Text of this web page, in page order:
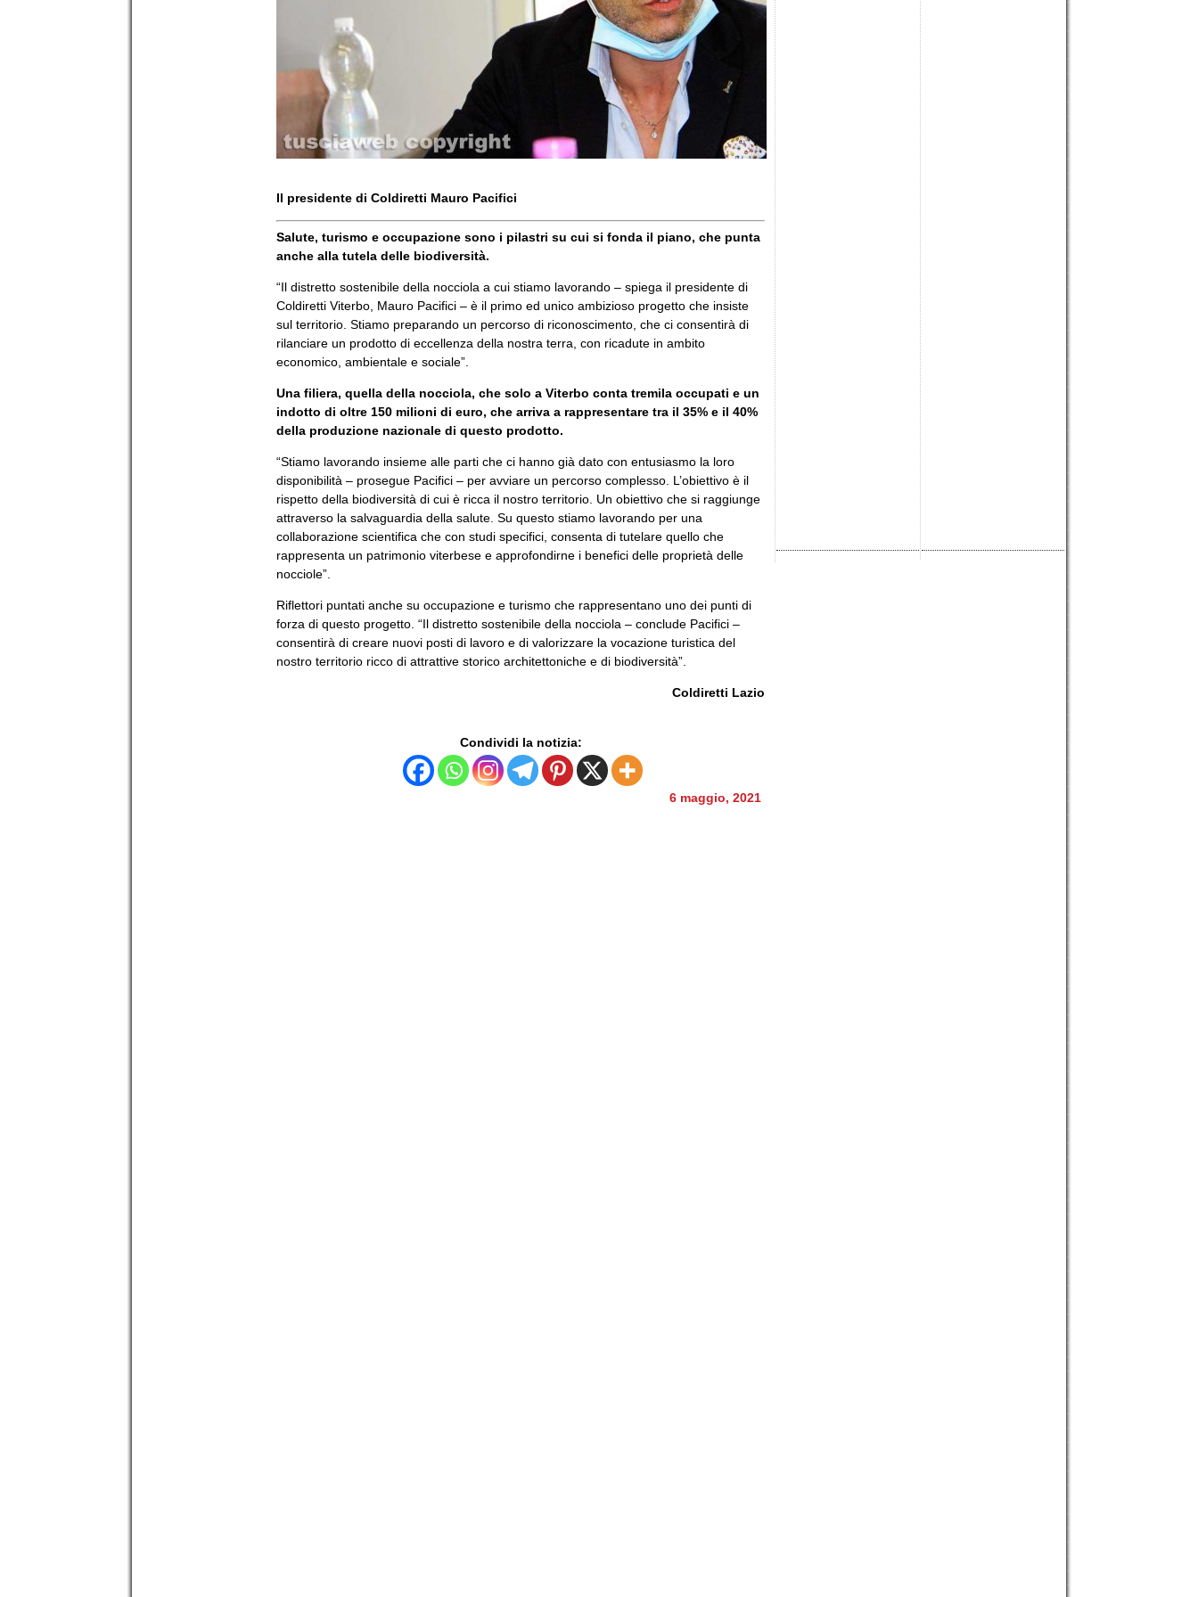
Il presidente di Coldiretti Mauro Pacifici
Salute, turismo e occupazione sono i pilastri su cui si fonda il piano, che punta
anche alla tutela delle biodiversità.
“Il distretto sostenibile della nocciola a cui stiamo lavorando – spiega il presidente di
Coldiretti Viterbo, Mauro Pacifici – è il primo ed unico ambizioso progetto che insiste
sul territorio. Stiamo preparando un percorso di riconoscimento, che ci consentirà di
rilanciare un prodotto di eccellenza della nostra terra, con ricadute in ambito
economico, ambientale e sociale”.
Una filiera, quella della nocciola, che solo a Viterbo conta tremila occupati e un
indotto di oltre 150 milioni di euro, che arriva a rappresentare tra il 35% e il 40%
della produzione nazionale di questo prodotto.
“Stiamo lavorando insieme alle parti che ci hanno già dato con entusiasmo la loro
disponibilità – prosegue Pacifici – per avviare un percorso complesso. L’obiettivo è il
rispetto della biodiversità di cui è ricca il nostro territorio. Un obiettivo che si raggiunge
attraverso la salvaguardia della salute. Su questo stiamo lavorando per una
collaborazione scientifica che con studi specifici, consenta di tutelare quello che
rappresenta un patrimonio viterbese e approfondirne i benefici delle proprietà delle
nocciole”.
Riflettori puntati anche su occupazione e turismo che rappresentano uno dei punti di
forza di questo progetto. “Il distretto sostenibile della nocciola – conclude Pacifici –
consentirà di creare nuovi posti di lavoro e di valorizzare la vocazione turistica del
nostro territorio ricco di attrattive storico architettoniche e di biodiversità”.
Coldiretti Lazio
Condividi la notizia:
6 maggio, 2021